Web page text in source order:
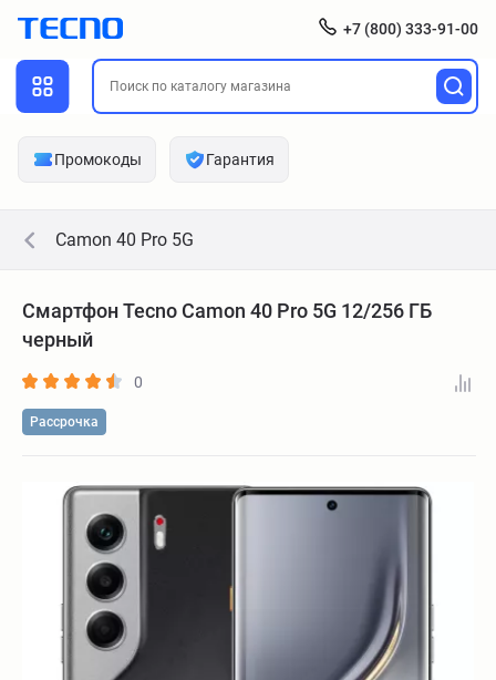
+7 (800) 333-91-00
Промокоды Гарантия
Camon 40 Pro 5G
Смартфон Tecno Camon 40 Pro 5G 12/256 ГБ
черный
0
Рассрочка